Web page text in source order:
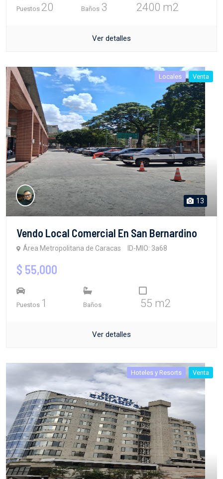
Puestos 20 Baños 3 2400 m2
Ver detalles
Locales Venta
13
Vendo Local Comercial En San Bernardino
Área Metropolitana de Caracas ID-MIO: 3a68
$ 55,000
Puestos 1 Baños 55 m2
Ver detalles
Hoteles y Resorts Venta